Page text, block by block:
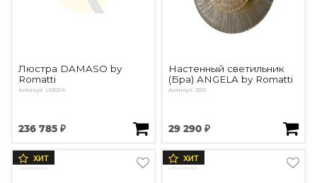
Люстра DAMASO by
Romatti
Артикул: L6353-6
236 785 ₽
Настенный светильник
(Бра) ANGELA by Romatti
Артикул: 3315
29 290 ₽
ХИТ ХИТ